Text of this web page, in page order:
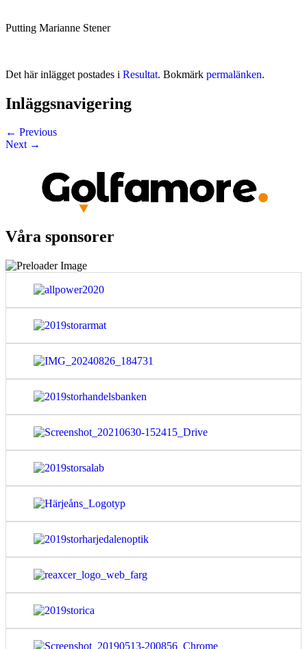
Putting Marianne Stener
Det här inlägget postades i Resultat. Bokmärk permalänken.
Inläggsnavigering
← Previous
Next →
Våra sponsorer